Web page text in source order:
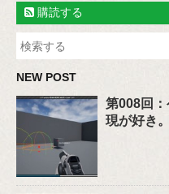
購読する
NEW POST
第008回
現が好き。